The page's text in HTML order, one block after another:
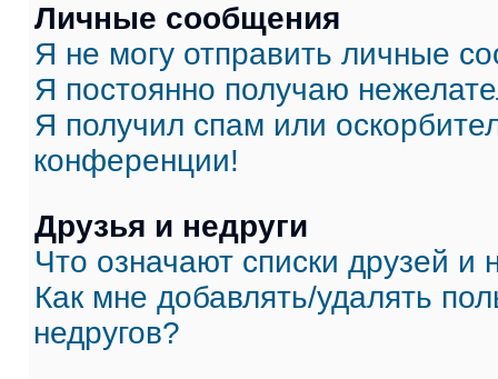
Личные сообщения
Я не могу отправить личные
Я постоянно получаю
Я получил спам или
конференции!
Друзья и недруги
Что означают списки друзей и
Как мне добавлять/удалять
недругов?